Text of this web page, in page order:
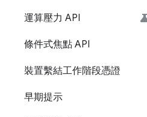
運算壓力 API
條件式焦點 API
裝置繫結工作階段憑證
早期提示